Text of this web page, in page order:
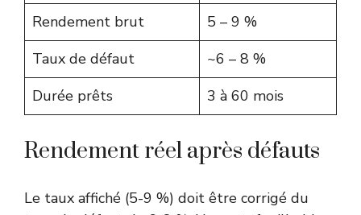
Rendement brut
5 – 9 %
Taux de défaut
~6 – 8 %
Durée prêts
3 à 60 mois
Rendement réel après défauts
Le taux affiché (5-9 %) doit être corrigé du